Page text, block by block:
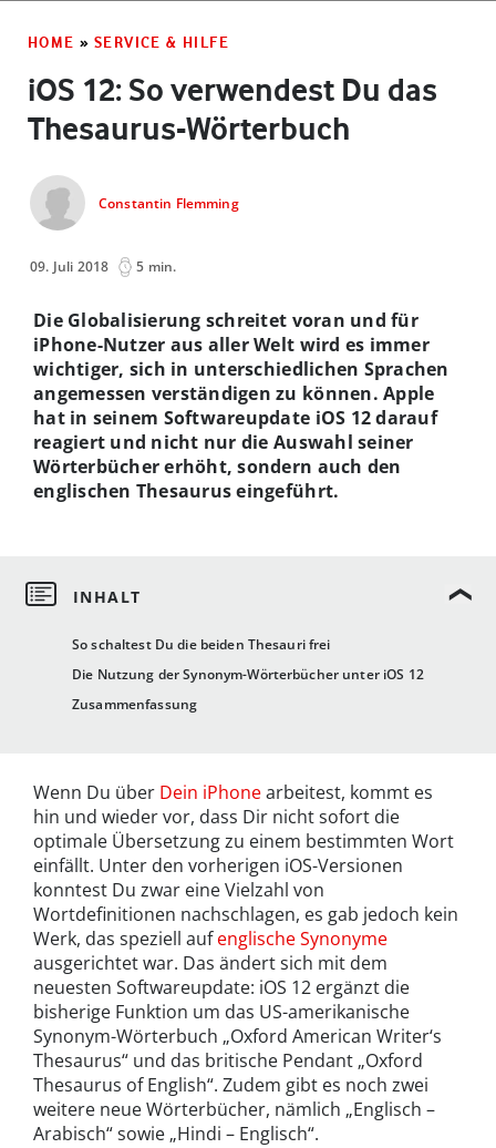
HOME » SERVICE & HILFE
iOS 12: So verwendest Du das
Thesaurus-Wörterbuch
Constantin Flemming
09. Juli 2018 5 min.
So schaltest Du die beiden Thesauri frei
Die Nutzung der Synonym-Wörterbücher unter iOS 12
Zusammenfassung
Die Globalisierung schreitet voran und für
iPhone-Nutzer aus aller Welt wird es immer
wichtiger, sich in unterschiedlichen Sprachen
angemessen verständigen zu können. Apple
hat in seinem Softwareupdate iOS 12 darauf
reagiert und nicht nur die Auswahl seiner
Wörterbücher erhöht, sondern auch den
englischen Thesaurus eingeführt.
Wenn Du über Dein iPhonearbeitest, kommt es
hin und wieder vor, dass Dir nicht sofort die
optimale Übersetzung zu einem bestimmten Wort
einfällt. Unter den vorherigen iOS-Versionen
konntest Du zwar eine Vielzahl von
Wortdefinitionen nachschlagen, es gab jedoch kein
Werk, das speziell aufenglische Synonyme
ausgerichtet war. Das ändert sich mit dem
neuesten Softwareupdate: iOS 12 ergänzt die
bisherige Funktion um das US-amerikanische
Synonym-Wörterbuch „Oxford American Writer‘s
Thesaurus“ und das britische Pendant „Oxford
Thesaurus of English“. Zudem gibt es noch zwei
weitere neue Wörterbücher, nämlich „Englisch –
Arabisch“ sowie „Hindi – Englisch“.